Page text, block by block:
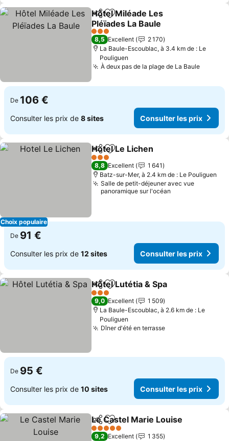
PartagerAjouter à mes favoris
Hôtel Miléade Les
Pléïades La Baule
3 Étoiles
8,5 Excellent
2 170
La Baule-Escoublac, à 3.4 km de : Le
Pouliguen
À deux pas de la plage de La Baule
De 106 €
Consulter les prix de 8 sites Consulter les prix
Choix populaire
PartagerAjouter à mes favoris
Hotel Le Lichen
3 Étoiles
8,8 Excellent
1 641
Batz-sur-Mer, à 2.4 km de : Le Pouliguen
Salle de petit-déjeuner avec vue
panoramique sur l'océan
De 91 €
Consulter les prix de 12 sites Consulter les prix
PartagerAjouter à mes favoris
Hôtel Lutétia & Spa
3 Étoiles
9,0 Excellent
1 509
La Baule-Escoublac, à 2.6 km de : Le
Pouliguen
Dîner d'été en terrasse
De 95 €
Consulter les prix de 10 sites Consulter les prix
PartagerAjouter à mes favoris
Le Castel Marie Louise
5 Étoiles
9,2 Excellent
1 355